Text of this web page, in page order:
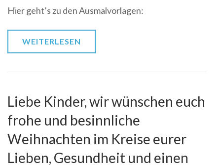
Hier geht’s zu den Ausmalvorlagen:
WEITERLESEN
Liebe Kinder, wir wünschen euch
frohe und besinnliche
Weihnachten im Kreise eurer
Lieben, Gesundheit und einen